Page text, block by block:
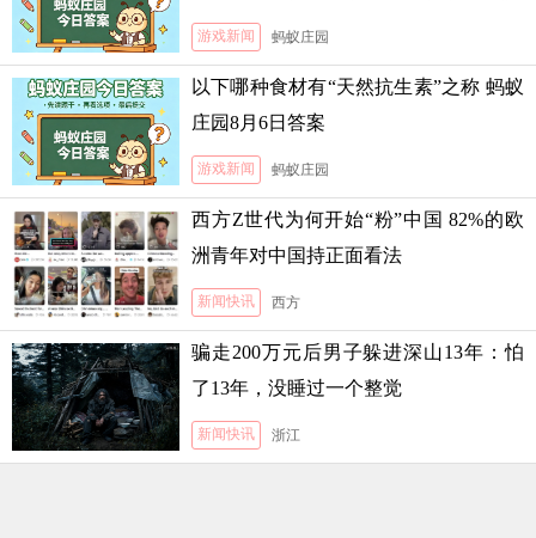
霜的难度
游戏新闻 蚂蚁庄园
以下哪种食材有“天然抗生素”之称 蚂蚁
庄园8月6日答案
游戏新闻 蚂蚁庄园
西方Z世代为何开始“粉”中国 82%的欧
洲青年对中国持正面看法
新闻快讯 西方
骗走200万元后男子躲进深山13年：怕
了13年，没睡过一个整觉
新闻快讯 浙江